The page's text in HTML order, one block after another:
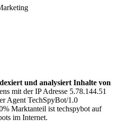
und analysiert Inhalte von
mit der IP Adresse 5.78.144.51
Agent TechSpyBot/1.0
Marktanteil ist techspybot auf
im Internet.